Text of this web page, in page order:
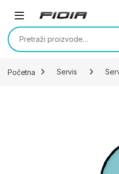
Pretraži:
Početna Servis